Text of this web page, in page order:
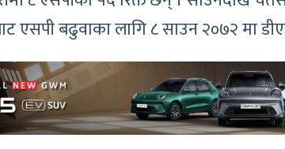
बढुवाका लागि ८ साउन २०७२ मा